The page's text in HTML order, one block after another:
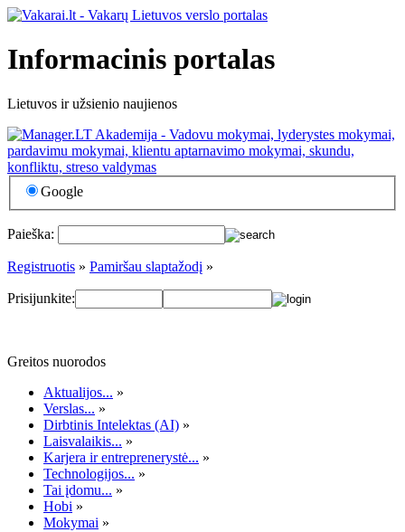
Informacinis portalas
Lietuvos ir užsienio naujienos
Google
Paieška:
Registruotis » Pamiršau slaptažodį »
Prisijunkite:
Greitos nuorodos
Aktualijos... »
Verslas... »
Dirbtinis Intelektas (AI) »
Laisvalaikis... »
Karjera ir entreprenerystė... »
Technologijos... »
Tai įdomu... »
Hobi »
Mokymai »